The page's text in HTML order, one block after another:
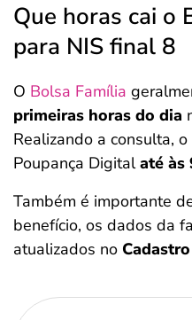
Que horas cai o
para NIS final 8
O Bolsa Família
primeiras horas do dia
Realizando a consulta,
Poupança Digitalaté às
Também é importante
benefício, os dados da
atualizados no